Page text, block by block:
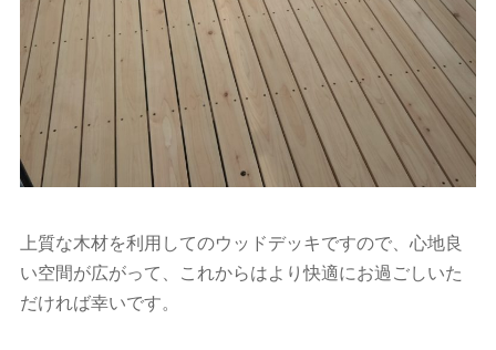
上質な木材を利用してのウッドデッキですので、心地良
い空間が広がって、これからはより快適にお過ごしいた
だければ幸いです。